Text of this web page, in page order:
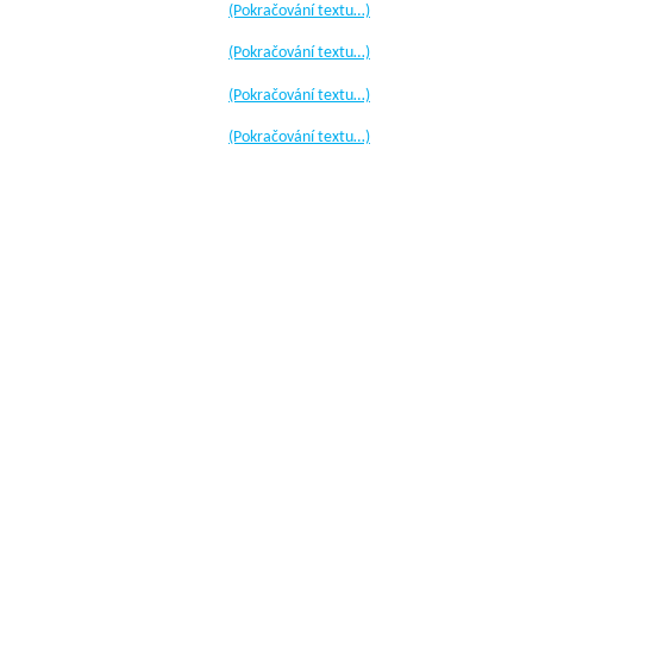
(Pokračování textu…)
(Pokračování textu…)
(Pokračování textu…)
(Pokračování textu…)